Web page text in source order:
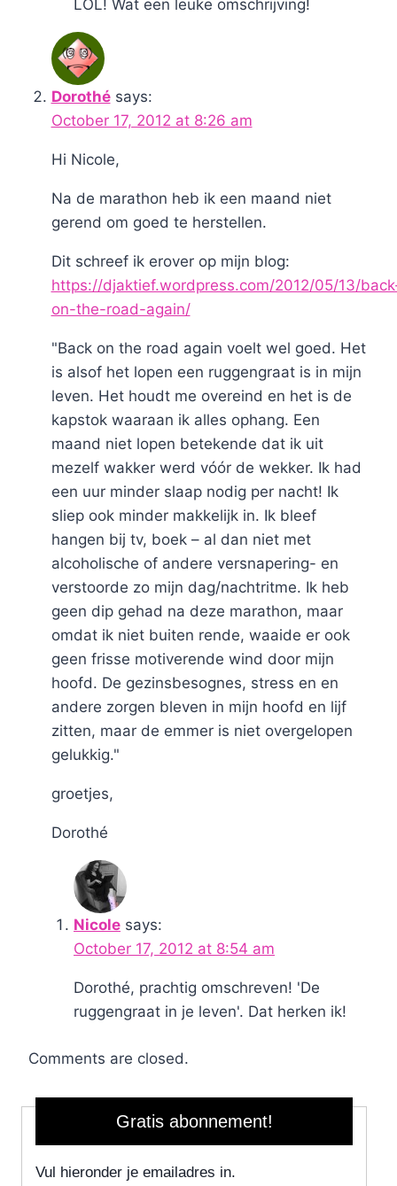
LOL! Wat een leuke omschrijving!
Dorothé says:
October 17, 2012 at 8:26 am
Hi Nicole,
Na de marathon heb ik een maand niet
gerend om goed te herstellen.
Dit schreef ik erover op mijn blog:
https://djaktief.wordpress.com/2012/05/13/
on-the-road-again/
"Back on the road again voelt wel goed. Het
is alsof het lopen een ruggengraat is in mijn
leven. Het houdt me overeind en het is de
kapstok waaraan ik alles ophang. Een
maand niet lopen betekende dat ik uit
mezelf wakker werd vóór de wekker. Ik had
een uur minder slaap nodig per nacht! Ik
sliep ook minder makkelijk in. Ik bleef
hangen bij tv, boek – al dan niet met
alcoholische of andere versnapering- en
verstoorde zo mijn dag/nachtritme. Ik heb
geen dip gehad na deze marathon, maar
omdat ik niet buiten rende, waaide er ook
geen frisse motiverende wind door mijn
hoofd. De gezinsbesognes, stress en en
andere zorgen bleven in mijn hoofd en lijf
zitten, maar de emmer is niet overgelopen
gelukkig."
groetjes,
Dorothé
Nicole says:
October 17, 2012 at 8:54 am
Dorothé, prachtig omschreven! 'De
ruggengraat in je leven'. Dat herken ik!
Comments are closed.
Gratis abonnement!
Vul hieronder je emailadres in.